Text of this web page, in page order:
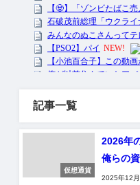
記事一覧
仮想通貨
2026年
俺らの
2025年12